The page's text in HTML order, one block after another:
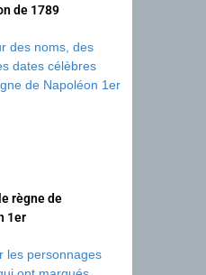
de 1789
règne de
1er